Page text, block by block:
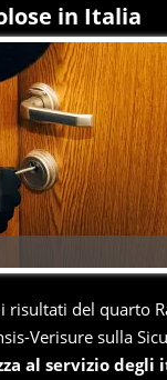
in Italia
risultati del quarto
Verisure sulla
al servizio degli